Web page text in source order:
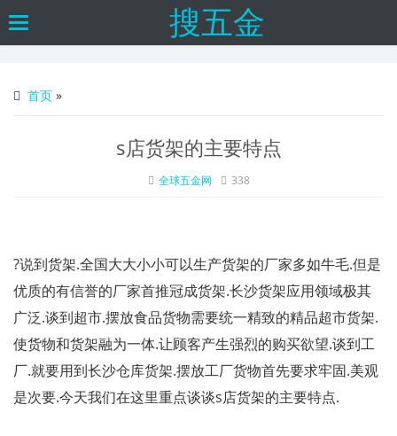
Toggle
搜五金
首页 »
s店货架的主要特点
全球五金网 338
?说到货架.全国大大小小可以生产货架的厂家多如牛毛.但是
优质的有信誉的厂家首推冠成货架.长沙货架应用领域极其
广泛.谈到超市.摆放食品货物需要统一精致的精品超市货架.
使货物和货架融为一体.让顾客产生强烈的购买欲望.谈到工
厂.就要用到长沙仓库货架.摆放工厂货物首先要求牢固.美观
是次要.今天我们在这里重点谈谈s店货架的主要特点.